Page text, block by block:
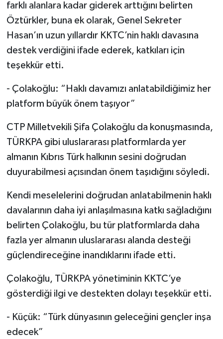
farklı alanlara kadar giderek arttığını belirten
Öztürkler, buna ek olarak, Genel Sekreter
Hasan’ın uzun yıllardır KKTC’nin haklı davasına
destek verdiğini ifade ederek, katkıları için
teşekkür etti.
- Çolakoğlu: “Haklı davamızı anlatabildiğimiz her
platform büyük önem taşıyor”
CTP Milletvekili Şifa Çolakoğlu da konuşmasında,
TÜRKPA gibi uluslararası platformlarda yer
almanın Kıbrıs Türk halkının sesini doğrudan
duyurabilmesi açısından önem taşıdığını söyledi.
Kendi meselelerini doğrudan anlatabilmenin haklı
davalarının daha iyi anlaşılmasına katkı sağladığını
belirten Çolakoğlu, bu tür platformlarda daha
fazla yer almanın uluslararası alanda desteği
güçlendireceğine inandıklarını ifade etti.
Çolakoğlu, TÜRKPA yönetiminin KKTC’ye
gösterdiği ilgi ve destekten dolayı teşekkür etti.
- Küçük: “Türk dünyasının geleceğini gençler inşa
edecek”